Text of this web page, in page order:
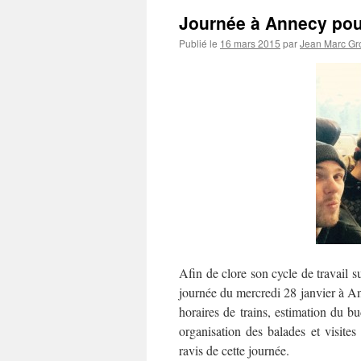
Journée à Annecy
Publié le 16 mars 2015 parJean Marc
Afin de clore son cycle de travail
journée dumercredi 28 janvier à
horaires de trains, estimation du
organisation des balades et
ravis de cette journée.